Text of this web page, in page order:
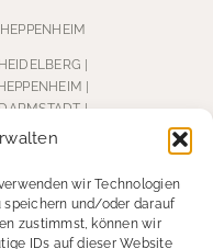
wir Technologien
speichern und/oder darauf
zustimmst, können wir
IDs auf dieser Website
|
|
|
WEINHEIM
BÜRSTADT